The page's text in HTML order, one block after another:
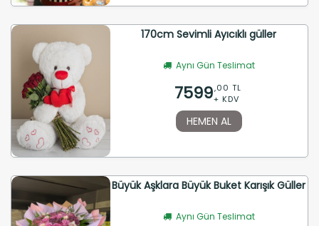
170cm Sevimli Ayıcıklı güller
Aynı Gün Teslimat
7599,00 TL
+ KDV
HEMEN AL
Büyük Aşklara Büyük Buket Karışık Güller
Aynı Gün Teslimat